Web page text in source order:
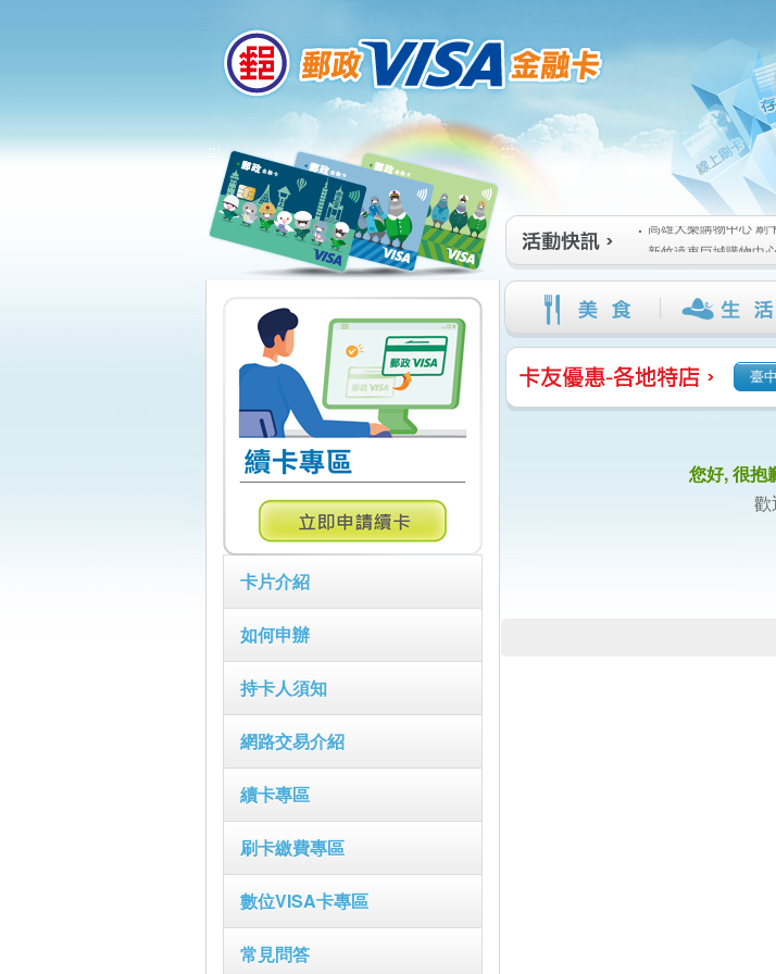
:::
卡片介紹
如何申辦
持卡人須知
網路交易介紹
續卡專區
刷卡繳費專區
數位VISA卡專區
常見問答
:::
高雄大樂購物中心 刷
新竹遠東巨城購物
115/08/26)
臺北三創生活 有點
高雄大樂購物中心 刷
新竹遠東巨城購物中
115/08/26)
臺北三創生活 有點
臺
您好, 很抱
歡